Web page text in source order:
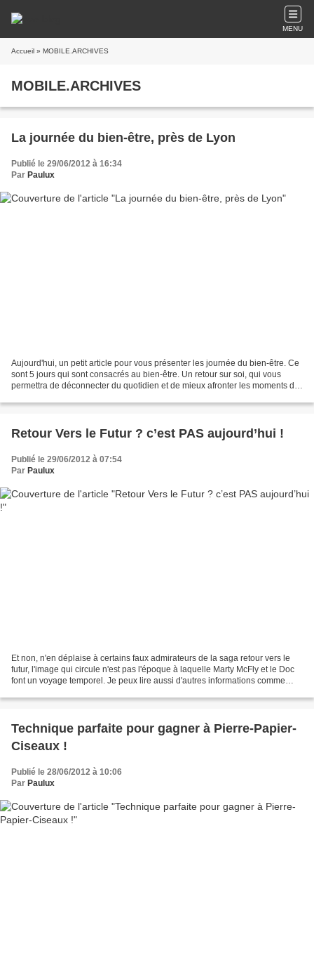
MENU
Accueil » MOBILE.ARCHIVES
MOBILE.ARCHIVES
La journée du bien-être, près de Lyon
Publié le 29/06/2012 à 16:34
Par Paulux
Aujourd'hui, un petit article pour vous présenter les journée du bien-être. Ce
sont 5 jours qui sont consacrés au bien-être. Un retour sur soi, qui vous
permettra de déconnecter du quotidien et de mieux afronter les moments de
Retour Vers le Futur ? c’est PAS aujourd’hui !
Publié le 29/06/2012 à 07:54
Par Paulux
Et non, n'en déplaise à certains faux admirateurs de la saga retour vers le
futur, l'image qui circule n'est pas l'époque à laquelle Marty McFly et le Doc
font un voyage temporel. Je peux lire aussi d'autres informations comme
Technique parfaite pour gagner à Pierre-Papier-
Ciseaux !
Publié le 28/06/2012 à 10:06
Par Paulux